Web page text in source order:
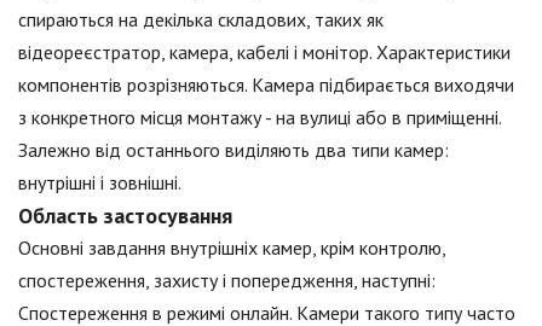
спираються на декілька складових, таких як
відеореєстратор, камера, кабелі і монітор. Характеристики
компонентів розрізняються. Камера підбирається виходячи
з конкретного місця монтажу - на вулиці або в приміщенні.
Залежно від останнього виділяють два типи камер:
внутрішні і зовнішні.
Область застосування
Основні завдання внутрішніх камер, крім контролю,
спостереження, захисту і попередження, наступні:
Спостереження в режимі онлайн. Камери такого типу часто